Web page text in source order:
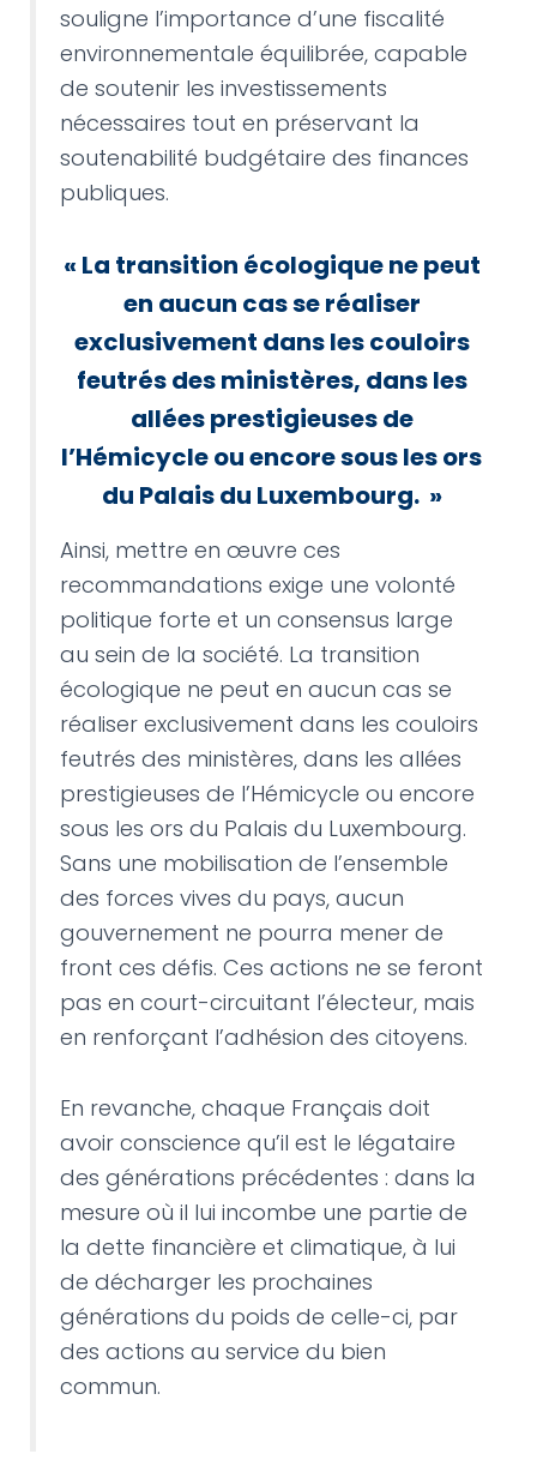
souligne l’importance d’une fiscalité
environnementale équilibrée, capable
de soutenir les investissements
nécessaires tout en préservant la
soutenabilité budgétaire des finances
publiques.
« La transition écologique ne peut
en aucun cas se réaliser
exclusivement dans les couloirs
feutrés des ministères, dans les
allées prestigieuses de
l’Hémicycle ou encore sous les ors
du Palais du Luxembourg. »
Ainsi, mettre en œuvre ces
recommandations exige une volonté
politique forte et un consensus large
au sein de la société. La transition
écologique ne peut en aucun cas se
réaliser exclusivement dans les couloirs
feutrés des ministères, dans les allées
prestigieuses de l’Hémicycle ou encore
sous les ors du Palais du Luxembourg.
Sans une mobilisation de l’ensemble
des forces vives du pays, aucun
gouvernement ne pourra mener de
front ces défis. Ces actions ne se feront
pas en court-circuitant l’électeur, mais
en renforçant l’adhésion des citoyens.
En revanche, chaque Français doit
avoir conscience qu’il est le légataire
des générations précédentes : dans la
mesure où il lui incombe une partie de
la dette financière et climatique, à lui
de décharger les prochaines
générations du poids de celle-ci, par
des actions au service du bien
commun.